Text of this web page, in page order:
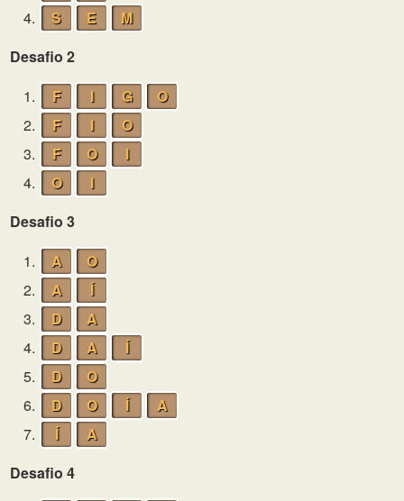
4.
S E
M
Desafio 2
1.
F I G
O
2.
F I
O
3.
F O
I
4.
O
I
Desafio 3
1.
A
O
2.
A
Í
3.
D
A
4.
D A
Í
5.
D
O
6.
D O Í
A
7.
Í
A
Desafio 4